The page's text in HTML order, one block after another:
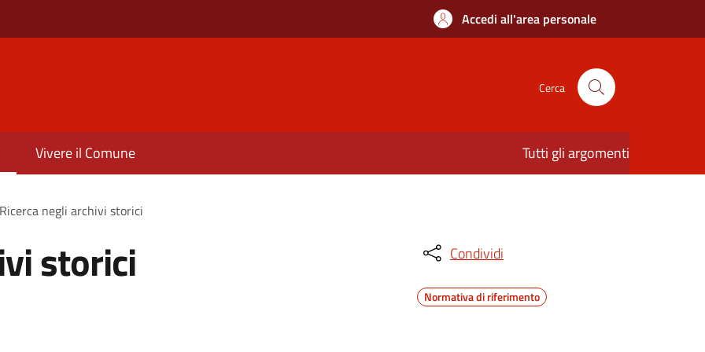
Accedi all'area personale
Cerca
Vivere il Comune Tutti gli argomenti
Ricerca negli archivi storici
storici Condividi
Normativa di riferimento